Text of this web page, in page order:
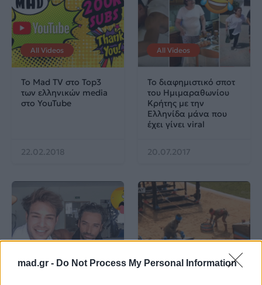
mad.gr - Do Not Process My Personal Information
All Videos
Το Mad TV στο Top3
των ελληνικών media
στο YouTube
22.02.2018
All Videos
Το διαφημιστικό σποτ
του Ημιμαραθωνίου
Κρήτης με την
Eλληνίδα μάνα που
έχει γίνει viral
20.07.2017